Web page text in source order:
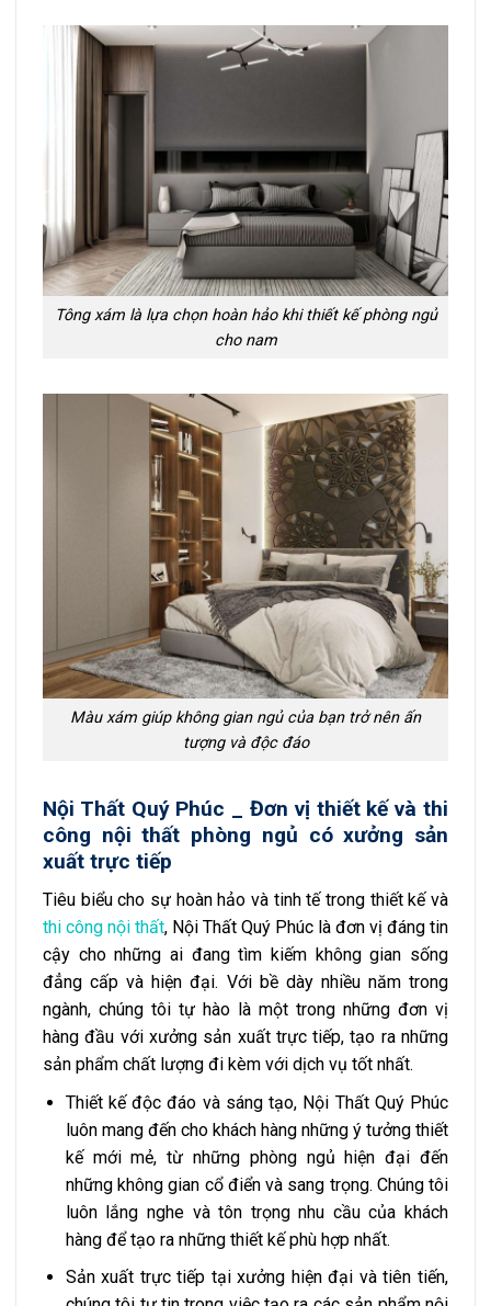
Tông xám là lựa chọn hoàn hảo khi thiết kế phòng ngủ
cho nam
Màu xám giúp không gian ngủ của bạn trở nên ấn
tượng và độc đáo
Nội Thất Quý Phúc _ Đơn vị thiết kế và thi
công nội thất phòng ngủ có xưởng sản
xuất trực tiếp
Tiêu biểu cho sự hoàn hảo và tinh tế trong thiết kế và
thi công nội thất, Nội Thất Quý Phúc là đơn vị đáng tin
cậy cho những ai đang tìm kiếm không gian sống
đẳng cấp và hiện đại. Với bề dày nhiều năm trong
ngành, chúng tôi tự hào là một trong những đơn vị
hàng đầu với xưởng sản xuất trực tiếp, tạo ra những
sản phẩm chất lượng đi kèm với dịch vụ tốt nhất.
Thiết kế độc đáo và sáng tạo, Nội Thất Quý Phúc
luôn mang đến cho khách hàng những ý tưởng thiết
kế mới mẻ, từ những phòng ngủ hiện đại đến
những không gian cổ điển và sang trọng. Chúng tôi
luôn lắng nghe và tôn trọng nhu cầu của khách
hàng để tạo ra những thiết kế phù hợp nhất.
Sản xuất trực tiếp tại xưởng hiện đại và tiên tiến,